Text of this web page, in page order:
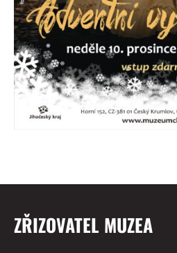
ZŘIZOVATEL MUZEA